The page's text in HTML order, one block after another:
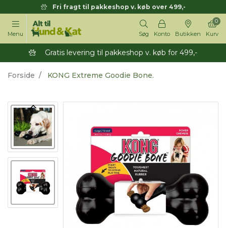
Fri fragt til pakkeshop v. køb over 499,-
Menu Søg Konto Butikken Kurv
0
Gratis levering til pakkeshop v. køb for 499,-
Forside KONG Extreme Goodie Bone.